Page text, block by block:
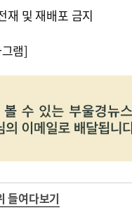
및 재배포 금지
램]
들여다보기